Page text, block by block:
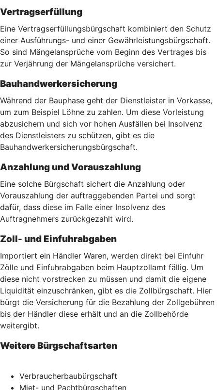
Vertragserfüllung
Eine Vertragserfüllungsbürgschaft kombiniert den Schutz
einer Ausführungs- und einer Gewährleistungsbürgschaft.
So sind Mängelansprüche vom Beginn des Vertrages bis
zur Verjährung der Mängelansprüche versichert.
Bauhandwerkersicherung
Während der Bauphase geht der Dienstleister in Vorkasse,
um zum Beispiel Löhne zu zahlen. Um diese Vorleistung
abzusichern und sich vor hohen Ausfällen bei Insolvenz
des Dienstleisters zu schützen, gibt es die
Bauhandwerkersicherungsbürgschaft.
Anzahlung und Vorauszahlung
Eine solche Bürgschaft sichert die Anzahlung oder
Vorauszahlung der auftraggebenden Partei und sorgt
dafür, dass diese im Falle einer Insolvenz des
Auftragnehmers zurückgezahlt wird.
Zoll- und Einfuhrabgaben
Importiert ein Händler Waren, werden direkt bei Einfuhr
Zölle und Einfuhrabgaben beim Hauptzollamt fällig. Um
diese nicht vorstrecken zu müssen und damit die eigene
Liquidität einzuschränken, gibt es die Zollbürgschaft. Hier
bürgt die Versicherung für die Bezahlung der Zollgebühren
bis der Händler diese erhält und an die Zollbehörde
weitergibt.
Weitere Bürgschaftsarten
Verbraucherbaubürgschaft
Miet- und Pachtbürgschaften